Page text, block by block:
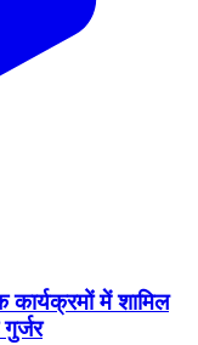
कार्यक्रमों में शामिल